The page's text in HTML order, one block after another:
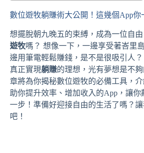
數位遊牧躺賺術大公開！這幾個App你
想擺脫朝九晚五的束縛，成為一位自
遊牧嗎？ 想像一下，一邊享受著峇里
邊用筆電輕鬆賺錢，是不是很吸引人
真正實現躺賺的理想，光有夢想是不
章將為你揭秘數位遊牧的必備工具，
助你提升效率、增加收入的App，讓你
一步！準備好迎接自由的生活了嗎？
吧！